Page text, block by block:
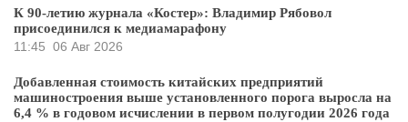
К 90-летию журнала «Костер»: Владимир Рябовол
присоединился к медиамарафону
11:45 06 Авг 2026
Добавленная стоимость китайских предприятий
машиностроения выше установленного порога выросла на
6,4 % в годовом исчислении в первом полугодии 2026 года